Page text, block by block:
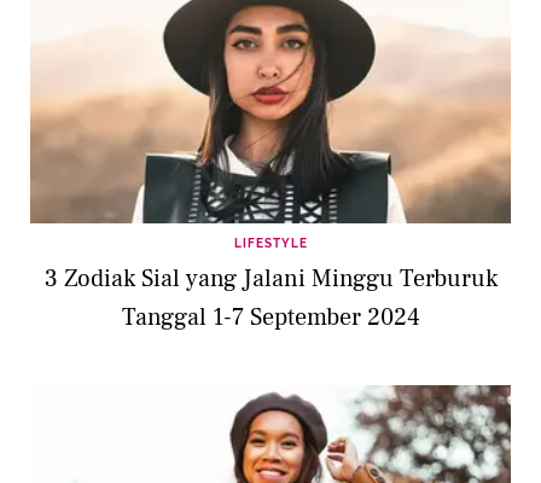
LIFESTYLE
3 Zodiak Sial yang Jalani Minggu Terburuk
Tanggal 1-7 September 2024